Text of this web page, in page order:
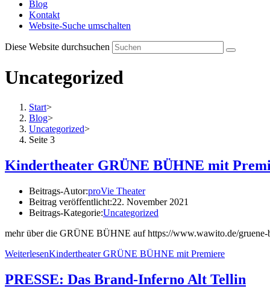
Blog
Kontakt
Website-Suche umschalten
Diese Website durchsuchen
Uncategorized
Start>
Blog>
Uncategorized>
Seite 3
Kindertheater GRÜNE BÜHNE mit
Beitrags-Autor:proVie Theater
Beitrag veröffentlicht:22. November 2021
Beitrags-Kategorie:Uncategorized
mehr über die GRÜNE BÜHNE auf https://www.wawito.de/gruene-
WeiterlesenKindertheater GRÜNE BÜHNE mit Premiere
PRESSE: Das Brand-Inferno Alt Tellin